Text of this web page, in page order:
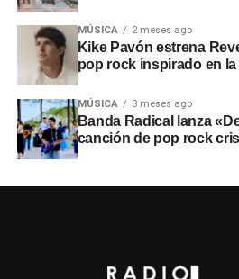
MÚSICA 2 meses ago
Kike Pavón estrena
pop rock inspirado en la
MÚSICA 3 meses ago
Banda Radical lanza
canción de pop rock